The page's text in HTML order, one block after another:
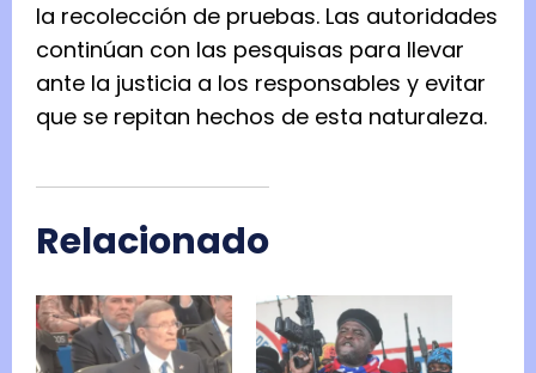
la recolección de pruebas. Las autoridades
continúan con las pesquisas para llevar
ante la justicia a los responsables y evitar
que se repitan hechos de esta naturaleza.
Relacionado